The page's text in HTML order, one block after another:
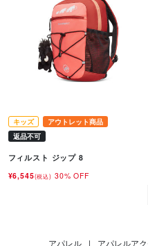
キッズ
アウトレット商品
返品不可
フィルスト ジップ 8
¥6,545(税込) 30% OFF
アパレル | アパレルア